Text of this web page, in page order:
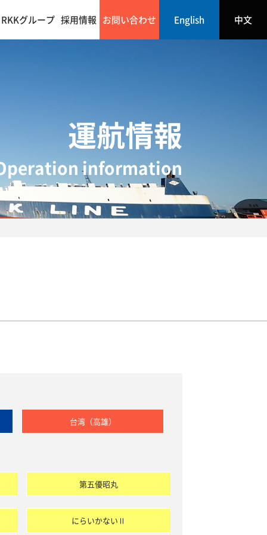
RKKグループ 採用情報 お問い合わせ English 中文
運航情報
information
台湾（高雄）
第五優昭丸
にらいかないⅡ